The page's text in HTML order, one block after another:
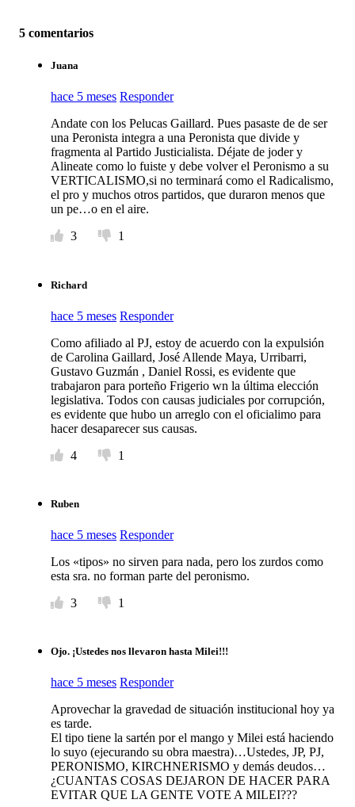
5 comentarios
Juana
hace 5 meses Responder
Andate con los Pelucas Gaillard. Pues pasaste de de ser
una Peronista integra a una Peronista que divide y
fragmenta al Partido Justicialista. Déjate de joder y
Alineate como lo fuiste y debe volver el Peronismo a su
VERTICALISMO,si no terminará como el Radicalismo,
el pro y muchos otros partidos, que duraron menos que
un pe…o en el aire.
3
1
Richard
hace 5 meses Responder
Como afiliado al PJ, estoy de acuerdo con la expulsión
de Carolina Gaillard, José Allende Maya, Urribarri,
Gustavo Guzmán , Daniel Rossi, es evidente que
trabajaron para porteño Frigerio wn la última elección
legislativa. Todos con causas judiciales por corrupción,
es evidente que hubo un arreglo con el oficialimo para
hacer desaparecer sus causas.
4
1
Ruben
hace 5 meses Responder
Los «tipos» no sirven para nada, pero los zurdos como
esta sra. no forman parte del peronismo.
3
1
Ojo. ¡Ustedes nos llevaron hasta Milei!!!
hace 5 meses Responder
Aprovechar la gravedad de situación institucional hoy ya
es tarde.
El tipo tiene la sartén por el mango y Milei está haciendo
lo suyo (ejecurando su obra maestra)…Ustedes, JP, PJ,
PERONISMO, KIRCHNERISMO y demás deudos…
¿CUANTAS COSAS DEJARON DE HACER PARA
EVITAR QUE LA GENTE VOTE A MILEI???